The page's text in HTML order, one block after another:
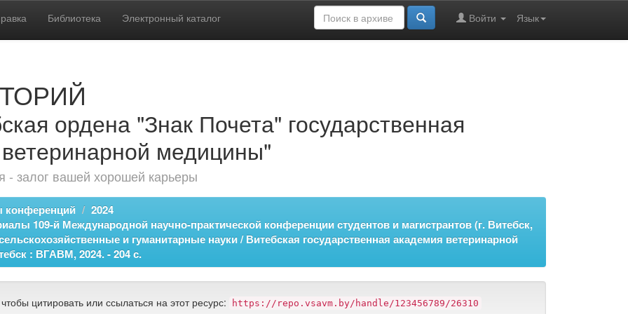
Библиотека Электронный каталог Язык
Войти
ордена "Знак Почета" государственная
медицины"
залог вашей хорошей карьеры
конференций
2024
109-й Международной научно-практической конференции студентов и магистрантов (г. Витебск,
и гуманитарные науки / Витебская государственная академия ветеринарной
: ВГАВМ, 2024. - 204 с.
цитировать или ссылаться на этот ресурс: https://repo.vsavm.by/handle/123456789/26310